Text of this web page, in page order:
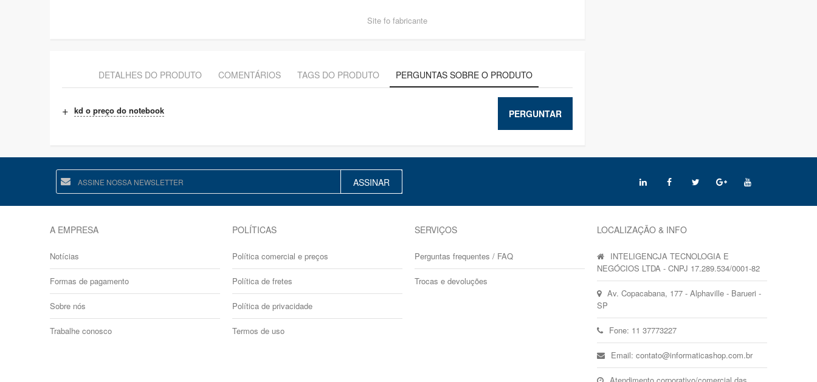
Site fo fabricante
DETALHES DO PRODUTO COMENTÁRIOS TAGS DO PRODUTO PERGUNTAS SOBRE O PRODUTO
PERGUNTAR
kd o preço do notebook
ASSINAR
A EMPRESA
Notícias
Formas de pagamento
Sobre nós
Trabalhe conosco
POLÍTICAS
Política comercial e preços
Política de fretes
Política de privacidade
Termos de uso
SERVIÇOS
Perguntas frequentes / FAQ
Trocas e devoluções
LOCALIZAÇÃO & INFO
INTELIGENCJA TECNOLOGIA E
NEGÓCIOS LTDA - CNPJ 17.289.534/0001-82
Av. Copacabana, 177 - Alphaville - Barueri -
SP
Fone: 11 37773227
Email: contato@informaticashop.com.br